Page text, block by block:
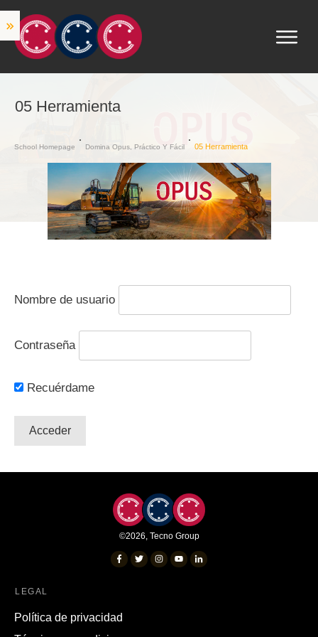
05 Herramienta
School Homepage Domina Opus, Práctico Y Fácil 05 Herramienta
Nombre de usuario
Contraseña
Recuérdame
©2026 Tecno Group
LEGAL
Política de privacidad